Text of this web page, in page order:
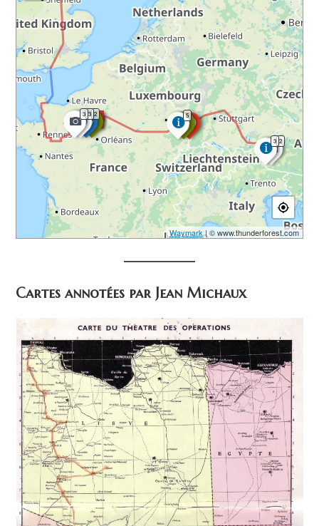
3 2
3 3 2 5
Waymark| © www.thunderforest.com
Cartes annotées par Jean Michaux